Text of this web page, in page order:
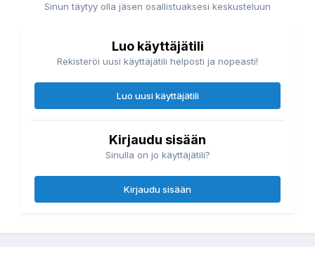
Sinun täytyy olla jäsen osallistuaksesi keskusteluun
Luo käyttäjätili
Rekisteröi uusi käyttäjätili helposti ja nopeasti!
Luo uusi käyttäjätili
Kirjaudu sisään
Sinulla on jo käyttäjätili?
Kirjaudu sisään